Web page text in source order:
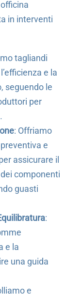
in interventi
tagliandi
e la
seguendo le
per
: Offriamo
e
assicurare il
componenti
guasti
:
e la
una guida
e